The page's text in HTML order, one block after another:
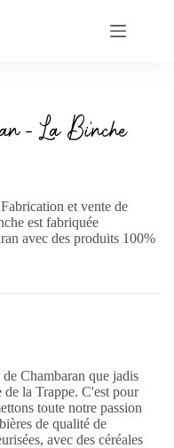
- La Bi'nche
et vente de
est fabriquée
avec des produits 100%
Chambaran que jadis
de la Trappe. C'est pour
toute notre passion
de qualité de
avec des céréales